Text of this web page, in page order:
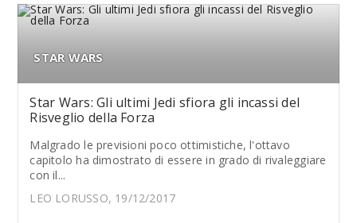
STAR WARS
Star Wars: Gli ultimi Jedi sfiora gli incassi del
Risveglio della Forza
Malgrado le previsioni poco ottimistiche, l'ottavo
capitolo ha dimostrato di essere in grado di rivaleggiare
con il...
LEO LORUSSO, 19/12/2017